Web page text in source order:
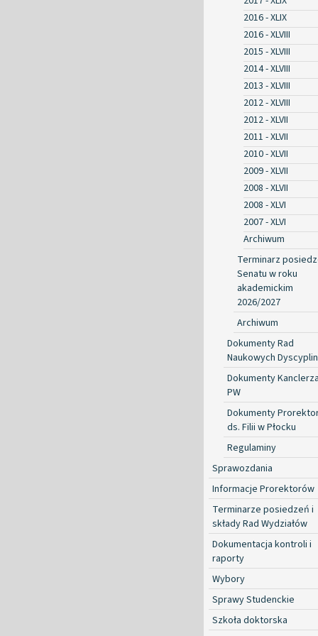
2016 - XLIX
2016 - XLVIII
2015 - XLVIII
2014 - XLVIII
2013 - XLVIII
2012 - XLVIII
2012 - XLVII
2011 - XLVII
2010 - XLVII
2009 - XLVII
2008 - XLVII
2008 - XLVI
2007 - XLVI
Archiwum
Terminarz
Senatu w roku
akademickim
2026/2027
Archiwum
Dokumenty Rad
Naukowych Dyscyplin
Dokumenty
PW
Dokumenty
ds. Filii w Płocku
Regulaminy
Sprawozdania
Informacje Prorektorów
Terminarze posiedzeń i
składy Rad Wydziałów
Dokumentacja kontroli i
raporty
Wybory
Sprawy Studenckie
Szkoła doktorska